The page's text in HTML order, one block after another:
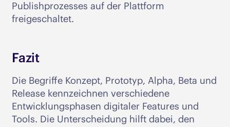
Publishprozesses auf der Plattform
freigeschaltet.
Fazit
Die Begriffe Konzept, Prototyp, Alpha, Beta und
Release kennzeichnen verschiedene
Entwicklungsphasen digitaler Features und
Tools. Die Unterscheidung hilft dabei, den